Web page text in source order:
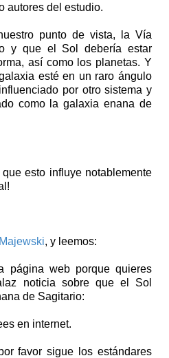
autores del estudio.
punto de vista, la Vía
y que el Sol debería estar
así como los planetas. Y
esté en un raro ángulo
por otro sistema y
como la galaxia enana de
esto influye notablemente
Majewski, y leemos:
página web porque quieres
noticia sobre que el Sol
de Sagitario:
en internet.
favor sigue los estándares